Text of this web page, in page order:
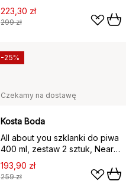
223,30 zł
299 zł
Czekamy na dostawę
Kosta Boda
All about you szklanki do piwa
400 ml, zestaw 2 sztuk, Near
you beer (rusty orange)
193,90 zł
259 zł
-25%